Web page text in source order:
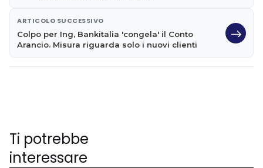
ARTICOLO SUCCESSIVO
Colpo per Ing, Bankitalia 'congela' il Conto
Arancio. Misura riguarda solo i nuovi clienti
Ti potrebbe
interessare